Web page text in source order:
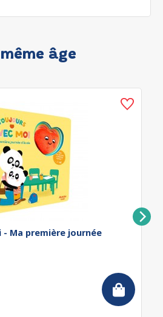
âge
- Ma première journée